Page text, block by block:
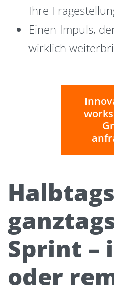
Ihre
Einen Impuls,
wirklich
Sprint –
oder